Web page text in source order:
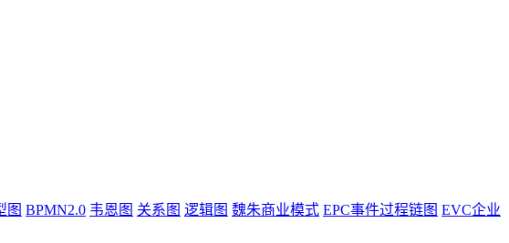
图 BPMN2.0 韦恩图 关系图 逻辑图 魏朱商业模式 EPC事件过程链图 EVC企业